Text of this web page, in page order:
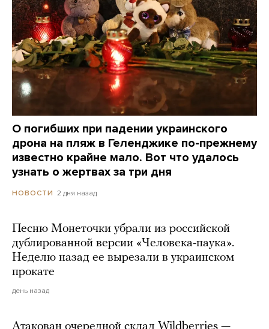
О погибших при падении украинского
дрона на пляж в Геленджике по-прежнему
известно крайне мало. Вот что удалось
узнать о жертвах за три дня
НОВОСТИ 2 дня назад
Песню Монеточки убрали из российской
дублированной версии «Человека-паука».
Неделю назад ее вырезали в украинском
прокате
день назад